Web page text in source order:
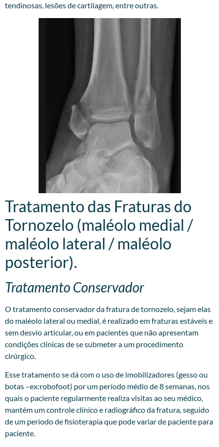
tendinosas, lesões de cartilagem, entre outras.
Tratamento das Fraturas do
Tornozelo (maléolo medial /
maléolo lateral / maléolo
posterior).
Tratamento Conservador
O tratamento conservador da fratura de tornozelo, sejam elas
do maléolo lateral ou medial, é realizado em fraturas estáveis e
sem desvio articular, ou em pacientes que não apresentam
condições clínicas de se submeter a um procedimento
cirúrgico.
Esse tratamento se dá com o uso de imobilizadores (gesso ou
botas –ex:robofoot) por um período médio de 8 semanas, nos
quais o paciente regularmente realiza visitas ao seu médico,
mantém um controle clínico e radiográfico da fratura, seguido
de um período de fisioterapia que pode variar de paciente para
paciente.